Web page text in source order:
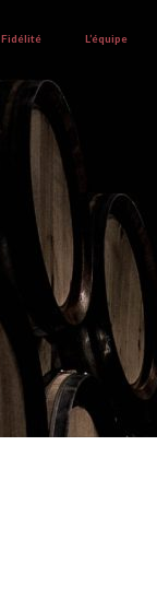
Fidélité L’équipe